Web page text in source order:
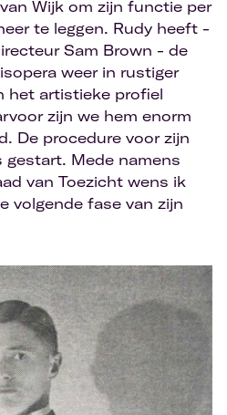
Wijk om zijn functie per
te leggen. Rudy heeft -
Sam Brown - de
weer in rustiger
het artistieke profiel
zijn we hem enorm
De procedure voor zijn
gestart. Mede namens
van Toezicht wens ik
volgende fase van zijn